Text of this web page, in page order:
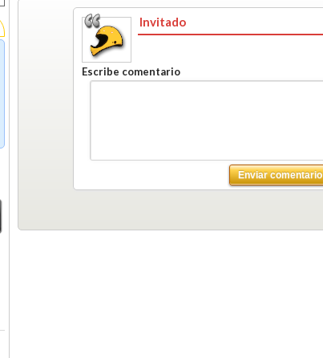
Invitado
Escribe comentario
Enviar comentario